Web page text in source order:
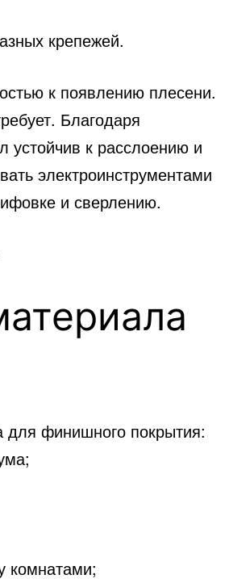
крепежей.
к появлению плесени.
Благодаря
устойчив к расслоению и
электроинструментами
и сверлению.
для финишного покрытия:
комнатами;